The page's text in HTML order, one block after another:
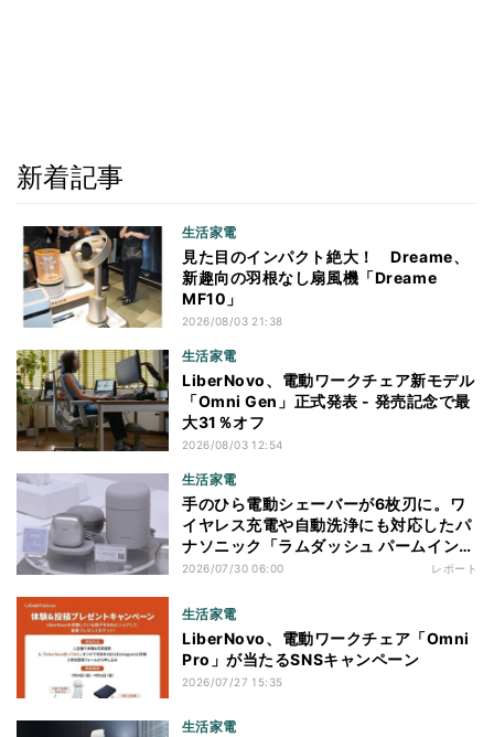
新着記事
生活家電
見た目のインパクト絶大！ Dreame、
新趣向の羽根なし扇風機「Dreame
MF10」
2026/08/03 21:38
生活家電
LiberNovo、電動ワークチェア新モデル
「Omni Gen」正式発表 - 発売記念で最
大31％オフ
2026/08/03 12:54
生活家電
手のひら電動シェーバーが6枚刃に。ワ
イヤレス充電や自動洗浄にも対応したパ
ナソニック「ラムダッシュ パームイン
プロ」を体験
2026/07/30 06:00 レポート
生活家電
LiberNovo、電動ワークチェア「Omni
Pro」が当たるSNSキャンペーン
2026/07/27 15:35
生活家電